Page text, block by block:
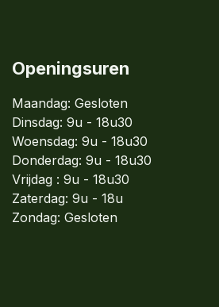
Openingsuren
Maandag: Gesloten
Dinsdag: 9u - 18u30
Woensdag: 9u - 18u30
Donderdag: 9u - 18u30
Vrijdag : 9u - 18u30
Zaterdag: 9u - 18u
Zondag: Gesloten